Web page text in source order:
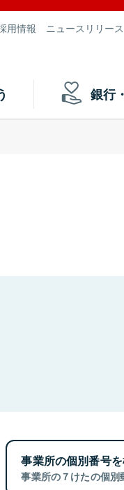
用情報 ニュースリリース
銀行
事業所の個別番号
事業所の７けたの個別